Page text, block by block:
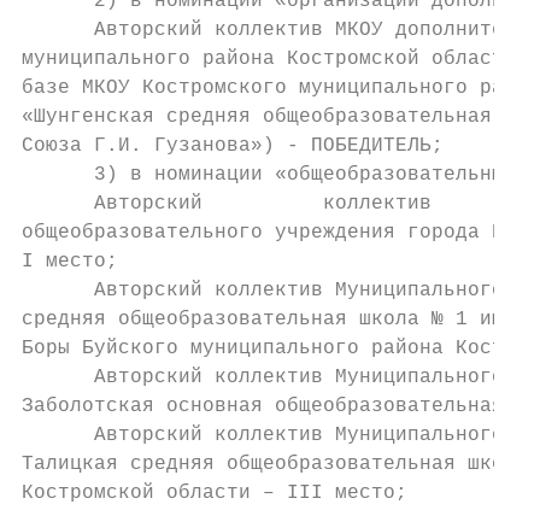
Авторский коллектив МКОУ
муниципального района Костромской области
базе МКОУ Костромского муниципального
«Шунгенская средняя общеобразовательная
Союза Г.И. Гузанова») - ПОБЕДИТЕЛЬ;
3) в номинации «общеобразовательные
Авторский          коллектив
общеобразовательного учреждения города
I место;
Авторский коллектив Муниципального
средняя общеобразовательная школа № 1
Боры Буйского муниципального района
Авторский коллектив Муниципального
Заболотская основная
Авторский коллектив Муниципального
Талицкая средняя общеобразовательная
Костромской области – III место;